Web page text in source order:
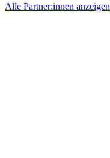
Alle Partner:innen anzeigen